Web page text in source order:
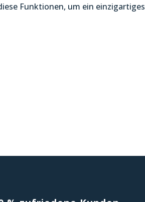
Funktionen, um ein einzigartiges